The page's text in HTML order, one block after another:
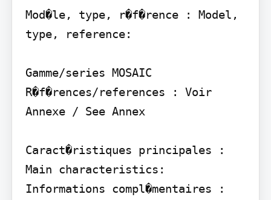
Mod�le, type, r�f�rence : Model,
type, reference:
Gamme/series MOSAIC
R�f�rences/references : Voir
Annexe / See Annex
Caract�ristiques principales :
Main characteristics:
Informations compl�mentaires :